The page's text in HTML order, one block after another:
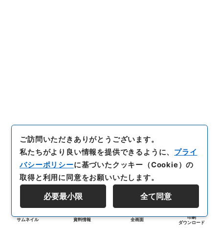
サムネイル 資料情報 全画面
印刷
ダウンロード
ご訪問いただきありがとうございます。
私たちがより良い情報を提供できるように、 プライ
バシーポリシーに基づいたクッキー（Cookie）の
取得と利用に同意をお願いいたします。
必要最小限 全て同意